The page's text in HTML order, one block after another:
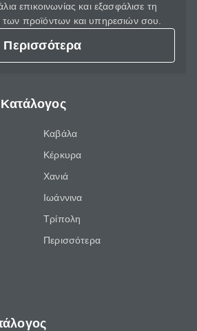
επικοινωνίας και εξασφάλισε τη
προϊόντων και υπηρεσιών σου.
Περισσότερα
Καβάλα
Κέρκυρα
Χανιά
Ιωάννινα
Τρίπολη
Περισσότερα